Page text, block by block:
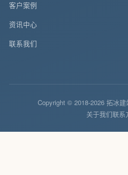
客户案例
资讯中心
联系我们
Copyright © 2018-2026 拓冰
关于我们联系